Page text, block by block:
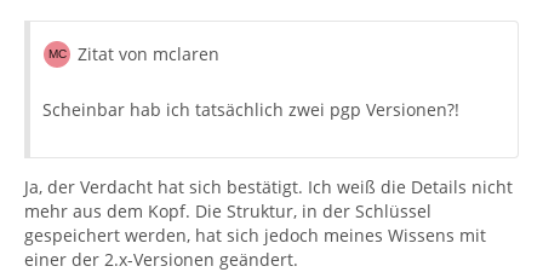
Zitat von mclaren
Scheinbar hab ich tatsächlich zwei pgp Versionen?!
Ja, der Verdacht hat sich bestätigt. Ich weiß die Details nicht
mehr aus dem Kopf. Die Struktur, in der Schlüssel
gespeichert werden, hat sich jedoch meines Wissens mit
einer der 2.x-Versionen geändert.